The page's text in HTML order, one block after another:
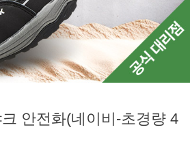
안전화(네이비-초경량 4